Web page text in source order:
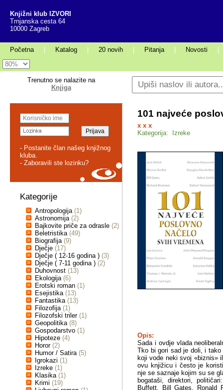
Knjižni klub IZVORI
Trnjanska cesta 64
10000 Zagreb
Početna Katalog 20 novih Pitanja Novosti
Trenutno se nalazite na
Knjiga
- Postanite član našeg knjižnog
kluba.
- Zaboravili ste lozinku?
Kategorije
Antropologija (1)
Astronomija (2)
Bajkovite priče za odrasle (2)
Beletristika (49)
Biografija (9)
Dječje (17)
Dječje ( 12-16 godina ) (3)
Dječje ( 7-11 godina ) (2)
Duhovnost (13)
Ekologija (6)
Erotski roman (1)
Esejistika (13)
Fantastika (13)
Filozofija (1)
Filozofski triler (1)
Geopolitika (8)
Gospodarstvo (1)
Hipoteze (4)
Horor (2)
Humor / Satira (5)
Igrokazi (1)
Izreke (1)
Klasika (1)
Krimi (19)
101 najveće
x x x
Kategorija: Izreke
Opis:
Sada i ovdje vlada
Tko bi gori sad je doli, i
koji vode neki svoj «biznis»
ovu knjižicu i često je
nje se saznaje kojim su se
bogataši, direktori,
Buffett, Bill Gates, Ronald